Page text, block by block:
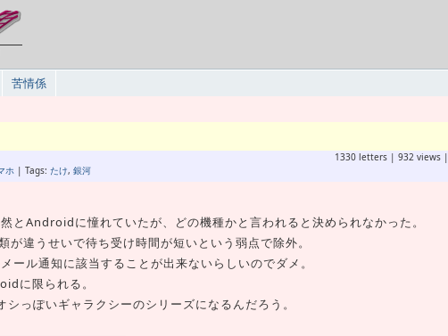
苦情係
ホ | Tags: たけ, 銀河
1330 letters | 932 views |
とAndroidに憧れていたが、どの機種かと言われると決められなかった。
が違うせいで待ち受け時間が短いという弱点で除外。
ル通知に該当することが出来ないらしいのでダメ。
に限られる。
っぽいギャラクシーのシリーズになるんだろう。